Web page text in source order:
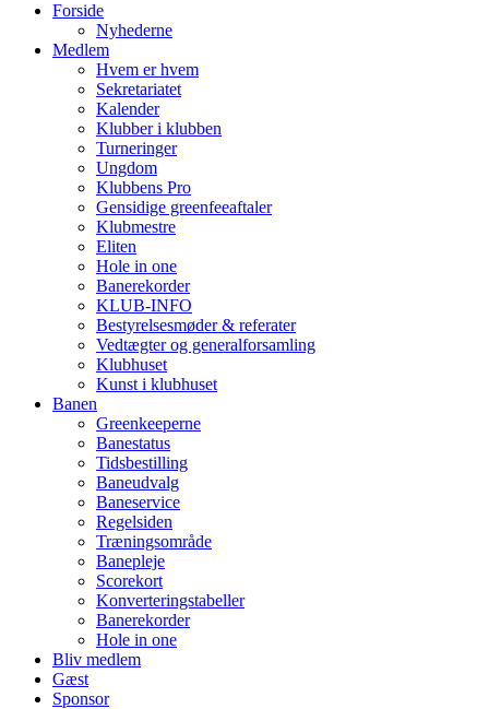
Forside
Nyhederne
Medlem
Hvem er hvem
Sekretariatet
Kalender
Klubber i klubben
Turneringer
Ungdom
Klubbens Pro
Gensidige greenfeeaftaler
Klubmestre
Eliten
Hole in one
Banerekorder
KLUB-INFO
Bestyrelsesmøder & referater
Vedtægter og generalforsamling
Klubhuset
Kunst i klubhuset
Banen
Greenkeeperne
Banestatus
Tidsbestilling
Baneudvalg
Baneservice
Regelsiden
Træningsområde
Banepleje
Scorekort
Konverteringstabeller
Banerekorder
Hole in one
Bliv medlem
Gæst
Sponsor